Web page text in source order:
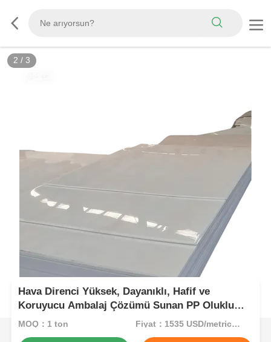
3 / 3
Hava Direnci Yüksek, Dayanıklı, Hafif ve
Koruyucu Ambalaj Çözümü Sunan PP Oluklu
Levha
MOQ：1 ton Fiyat：1535 USD/metric ton (current price)